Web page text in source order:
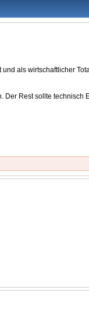
als wirtschaftlicher
Rest sollte technisch